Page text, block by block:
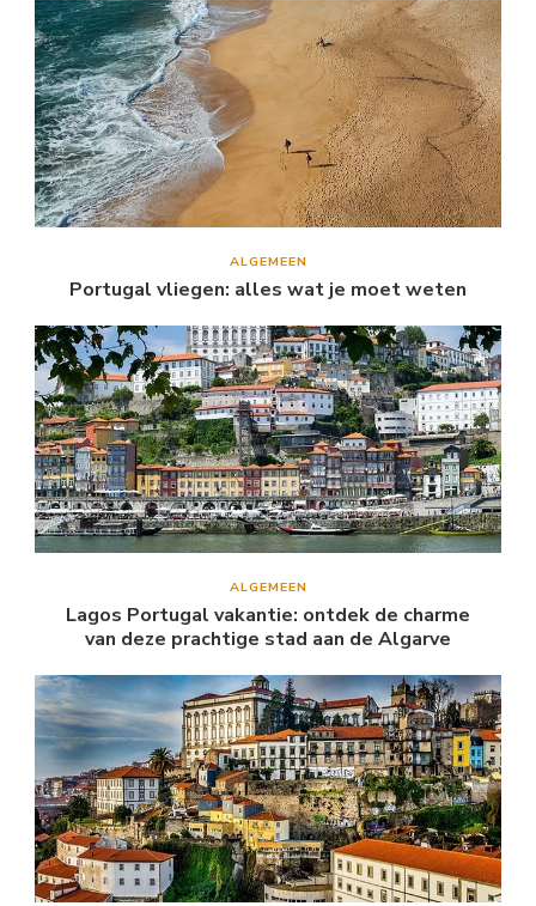
ALGEMEEN
Portugal vliegen: alles wat je moet weten
ALGEMEEN
Lagos Portugal vakantie: ontdek de charme
van deze prachtige stad aan de Algarve